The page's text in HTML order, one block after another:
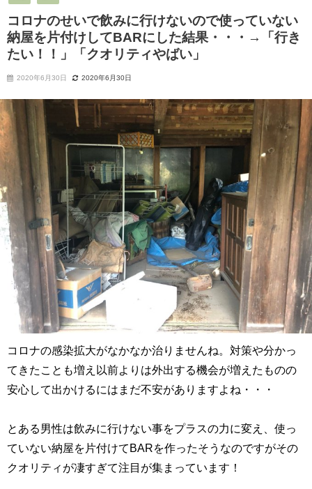
コロナのせいで飲みに行けないので使っていない
納屋を片付けしてBARにした結果・・・→「行き
たい！！」「クオリティやばい」
2020年6月30日 2020年6月30日
コロナの感染拡大がなかなか治りませんね。対策や分かっ
てきたことも増え以前よりは外出する機会が増えたものの
安心して出かけるにはまだ不安がありますよね・・・
とある男性は飲みに行けない事をプラスの力に変え、使っ
ていない納屋を片付けてBARを作ったそうなのですがその
クオリティが凄すぎて注目が集まっています！